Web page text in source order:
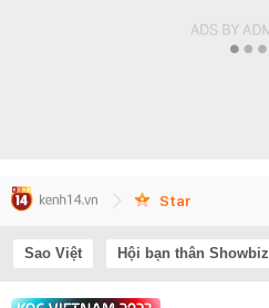
Star
Sao Việt Hội bạn thân Showbiz